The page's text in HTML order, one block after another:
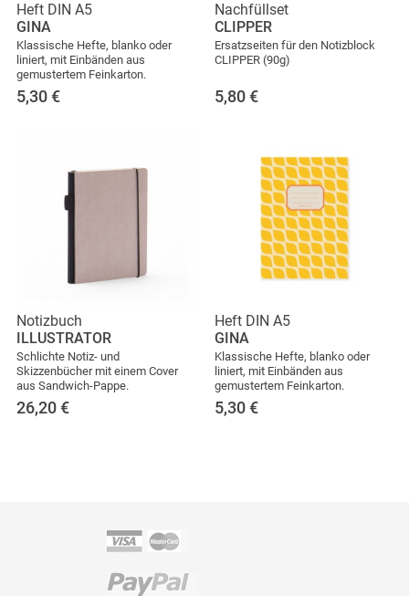
Heft DIN A5
GINA
Klassische Hefte, blanko oder
liniert, mit Einbänden aus
gemustertem Feinkarton.
5,30 €
Nachfüllset
CLIPPER
Ersatzseiten für den Notizblock
CLIPPER (90g)
5,80 €
Notizbuch
ILLUSTRATOR
Schlichte Notiz- und
Skizzenbücher mit einem Cover
aus Sandwich-Pappe.
26,20 €
Heft DIN A5
GINA
Klassische Hefte, blanko oder
liniert, mit Einbänden aus
gemustertem Feinkarton.
5,30 €